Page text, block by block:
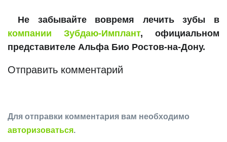
Не забывайте вовремя лечить зубы в
компании Зубдаю-Имплант, официальном
представителе Альфа Био Ростов-на-Дону.
Отправить комментарий
Для отправки комментария вам необходимо
авторизоваться.